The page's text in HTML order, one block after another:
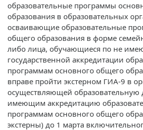
образовательные программы
образования в образовательных
осваивающие образовательные
общего образования в форме
либо лица, обучающиеся по не
государственной аккредитации
программам основного общего
вправе пройти экстерном ГИА-9 в
осуществляющей образовательную
имеющим аккредитацию
программам основного общего
экстерны) до 1 марта